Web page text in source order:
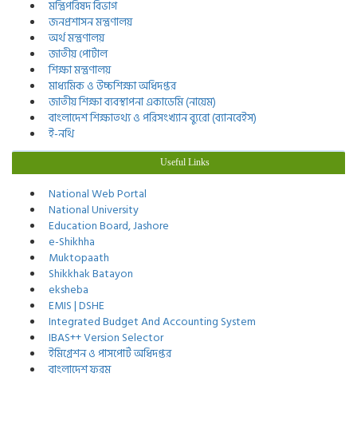
মন্ত্রিপরিষদ বিভাগ
জনপ্রশাসন মন্ত্রণালয়
অর্থ মন্ত্রণালয়
জাতীয় পোর্টাল
শিক্ষা মন্ত্রণালয়
মাধ্যমিক ও উচ্চশিক্ষা অধিদপ্তর
জাতীয় শিক্ষা ব্যবস্থাপনা একাডেমি (নায়েম)
বাংলাদেশ শিক্ষাতথ্য ও পরিসংখ্যান ব্যুরো (ব্যানবেইস)
ই-নথি
Useful Links
National Web Portal
National University
Education Board, Jashore
e-Shikhha
Muktopaath
Shikkhak Batayon
eksheba
EMIS | DSHE
Integrated Budget And Accounting System
IBAS++ Version Selector
ইমিগ্রেশন ও পাসপোর্ট অধিদপ্তর
বাংলাদেশ ফরম